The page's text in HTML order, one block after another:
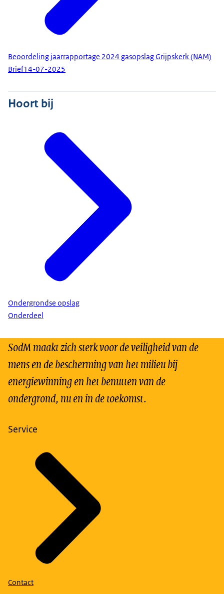
Beoordeling jaarrapportage 2024 gasopslag Grijpskerk (NAM)
Brief14-07-2025
Hoort bij
Ondergrondse opslag
Onderdeel
SodM maakt zich sterk voor de veiligheid van de
mens en de bescherming van het milieu bij
energiewinning en het benutten van de
ondergrond, nu en in de toekomst.
Service
Contact